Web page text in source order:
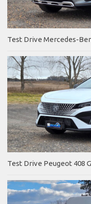
Test Drive Mercedes-
Test Drive Peugeot 408